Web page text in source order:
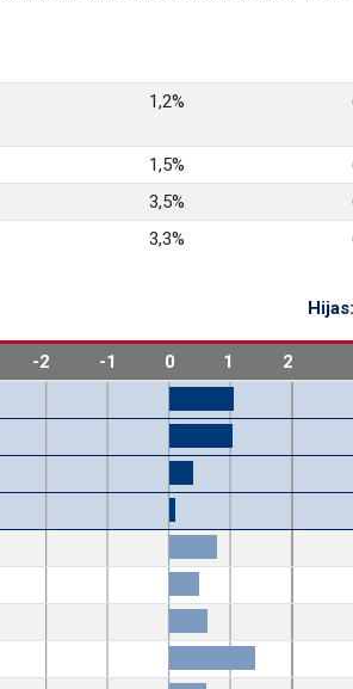
1,2%
1,5%
3,5%
3,3%
Hijas:
-2 -1 0 1
2